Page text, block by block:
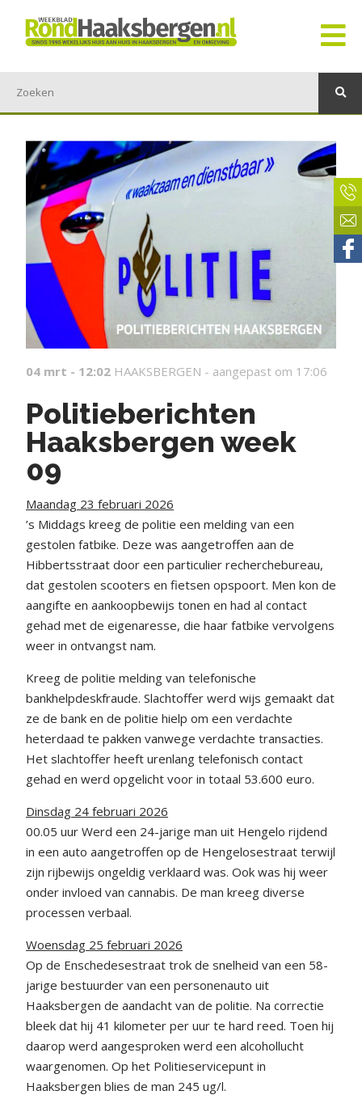
04 mrt - 12:02 HAAKSBERGEN - aangepast om 17:06
Politieberichten
Haaksbergen week
09
Maandag 23 februari 2026
’s Middags kreeg de politie een melding van een
gestolen fatbike. Deze was aangetroffen aan de
Hibbertsstraat door een particulier recherchebureau,
dat gestolen scooters en fietsen opspoort. Men kon de
aangifte en aankoopbewijs tonen en had al contact
gehad met de eigenaresse, die haar fatbike vervolgens
weer in ontvangst nam.
Kreeg de politie melding van telefonische
bankhelpdeskfraude. Slachtoffer werd wijs gemaakt dat
ze de bank en de politie hielp om een verdachte
heterdaad te pakken vanwege verdachte transacties.
Het slachtoffer heeft urenlang telefonisch contact
gehad en werd opgelicht voor in totaal 53.600 euro.
Dinsdag 24 februari 2026
00.05 uur Werd een 24-jarige man uit Hengelo rijdend
in een auto aangetroffen op de Hengelosestraat terwijl
zijn rijbewijs ongeldig verklaard was. Ook was hij weer
onder invloed van cannabis. De man kreeg diverse
processen verbaal.
Woensdag 25 februari 2026
Op de Enschedesestraat trok de snelheid van een 58-
jarige bestuurder van een personenauto uit
Haaksbergen de aandacht van de politie. Na correctie
bleek dat hij 41 kilometer per uur te hard reed. Toen hij
daarop werd aangesproken werd een alcohollucht
waargenomen. Op het Politieservicepunt in
Haaksbergen blies de man 245 ug/l.